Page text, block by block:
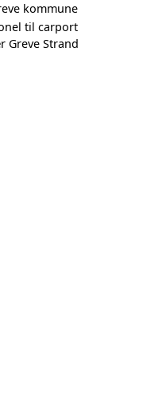
kommune
til carport
Greve Strand